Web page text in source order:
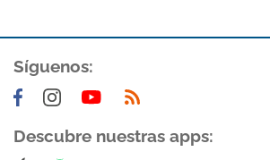
Síguenos:
Descubre nuestras apps: